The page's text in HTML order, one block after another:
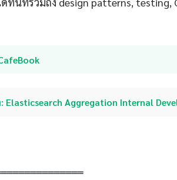
Elasticsearch Aggregation Internal